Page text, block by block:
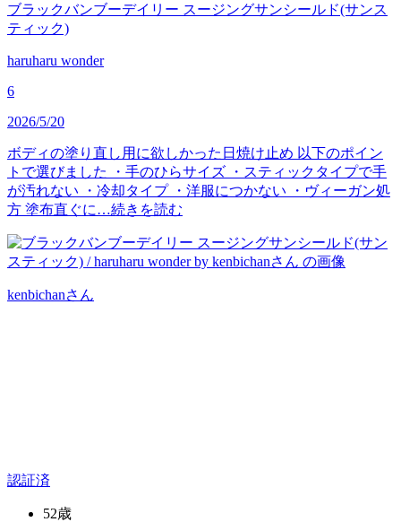
ブラックバンブーデイリー スージングサンシールド(サンス
ティック)
haruharu wonder
6
2026/5/20
ボディの塗り直し用に欲しかった日焼け止め 以下のポイン
トで選びました ・手のひらサイズ ・スティックタイプで手
が汚れない ・冷却タイプ ・洋服につかない ・ヴィーガン処
方 塗布直ぐに…続きを読む
kenbichanさん
認証済
52歳